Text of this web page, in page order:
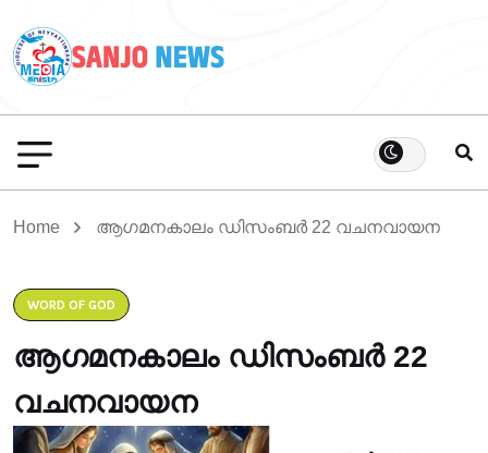
Home ആഗമനകാലം ഡിസംബർ 22 വചനവായന
WORD OF GOD
ആഗമനകാലം ഡിസംബർ 22
വചനവായന